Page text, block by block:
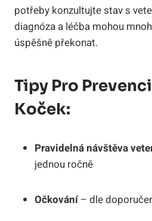
potřeby konzultujte stav s
diagnóza a léčba mohou
úspěšně překonat.
Tipy Pro
Koček:
Pravidelná návštěva
jednou ročně
Očkování– dle